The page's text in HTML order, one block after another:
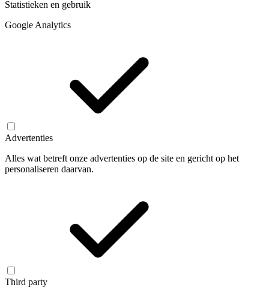
Statistieken en gebruik
Google Analytics
Advertenties
Alles wat betreft onze advertenties op de site en gericht op het
personaliseren daarvan.
Third party